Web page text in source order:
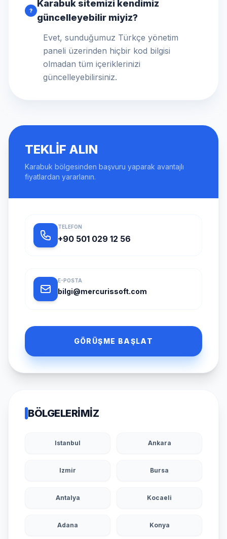
?
Karabuk sitemizi kendimiz
güncelleyebilir miyiz?
Evet, sunduğumuz Türkçe yönetim
paneli üzerinden hiçbir kod bilgisi
olmadan tüm içeriklerinizi
güncelleyebilirsiniz.
TEKLIF ALIN
Karabuk bölgesinden başvuru yaparak avantajlı
fiyatlardan yararlanın.
TELEFON
+90 501 029 12 56
E-POSTA
bilgi@mercurissoft.com
GÖRÜŞME BAŞLAT
BÖLGELERIMIZ
Istanbul Ankara
Izmir Bursa
Antalya Kocaeli
Adana Konya